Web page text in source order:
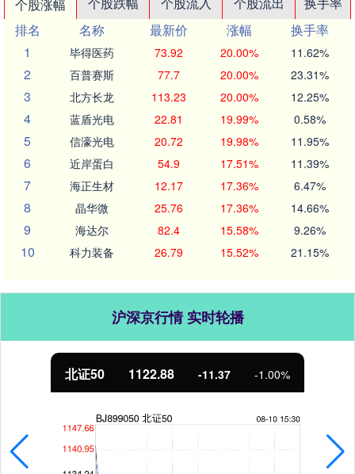
个股涨幅
排名
名称 最新价 涨幅
换手率
1
毕得医药 73.92 20.00% 11.62%
2 百普赛斯 77.7 20.00% 23.31%
3 北方长龙 113.23 20.00% 12.25%
4 蓝盾光电 22.81 19.99% 0.58%
5 信濠光电 20.72 19.98% 11.95%
6 近岸蛋白 54.9 17.51% 11.39%
7 海正生材 12.17 17.36% 6.47%
8 晶华微 25.76 17.36% 14.66%
9 海达尔 82.4 15.58% 9.26%
10 科力装备 26.79 15.52% 21.15%
沪深京行情 实时轮播
北证50 1122.88 -11.37 -1.00%